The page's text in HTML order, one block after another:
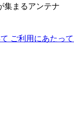
集まるアンテナ
ご利用にあたって